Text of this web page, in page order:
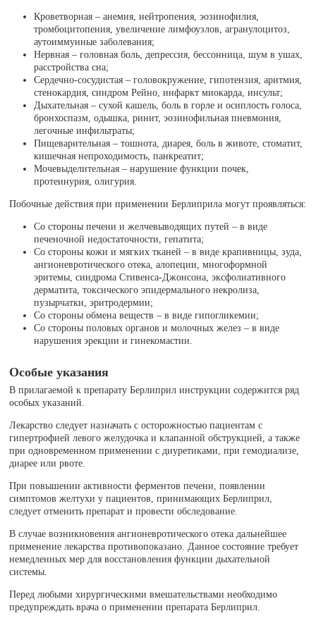
Кроветворная – анемия, нейтропения, эозинофилия,
тромбоцитопения, увеличение лимфоузлов, агранулоцитоз,
аутоиммунные заболевания;
Нервная – головная боль, депрессия, бессонница, шум в ушах,
расстройства сна;
Сердечно-сосудистая – головокружение, гипотензия, аритмия,
стенокардия, синдром Рейно, инфаркт миокарда, инсульт;
Дыхательная – сухой кашель, боль в горле и осиплость голоса,
бронхоспазм, одышка, ринит, эозинофильная пневмония,
легочные инфильтраты;
Пищеварительная – тошнота, диарея, боль в животе, стоматит,
кишечная непроходимость, панкреатит;
Мочевыделительная – нарушение функции почек,
протеинурия, олигурия.
Побочные действия при применении Берлиприла могут проявляться:
Со стороны печени и желчевыводящих путей – в виде
печеночной недостаточности, гепатита;
Со стороны кожи и мягких тканей – в виде крапивницы, зуда,
ангионевротического отека, алопеции, многоформной
эритемы, синдрома Стивенса-Джонсона, эксфолиативного
дерматита, токсического эпидермального некролиза,
пузырчатки, эритродермии;
Со стороны обмена веществ – в виде гипогликемии;
Со стороны половых органов и молочных желез – в виде
нарушения эрекции и гинекомастии.
Особые указания
В прилагаемой к препарату Берлиприл инструкции содержится ряд
особых указаний.
Лекарство следует назначать с осторожностью пациентам с
гипертрофией левого желудочка и клапанной обструкцией, а также
при одновременном применении с диуретиками, при гемодиализе,
диарее или рвоте.
При повышении активности ферментов печени, появлении
симптомов желтухи у пациентов, принимающих Берлиприл,
следует отменить препарат и провести обследование.
В случае возникновения ангионевротического отека дальнейшее
применение лекарства противопоказано. Данное состояние требует
немедленных мер для восстановления функции дыхательной
системы.
Перед любыми хирургическими вмешательствами необходимо
предупреждать врача о применении препарата Берлиприл.